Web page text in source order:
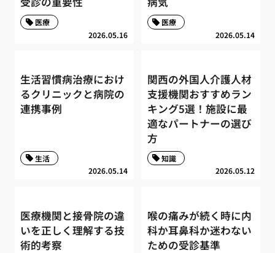
2026.05.16
医療
2026.05.14
医療
生活習慣病治療におけ
るクリニックと病院の
連携事例
2026.05.14
生活
関西の外国人介護人材
支援機関おすすめラン
キング5選！施設に最
適なパートナーの選び
方
2026.05.12
知識
医療機関と接骨院の違
いを正しく理解する技
術的考察
喉の痛みが続く時に内
科か耳鼻科か迷わない
ための受診基準